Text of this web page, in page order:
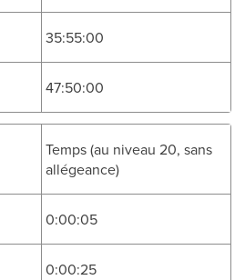
35:55:00
47:50:00
Temps (au niveau 20, sans
allégeance)
0:00:05
0:00:25